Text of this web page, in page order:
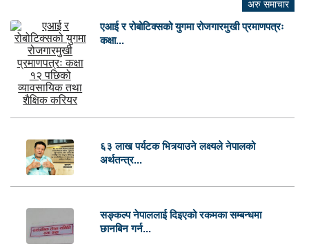
अरु समाचार
एआई र रोबोटिक्सको युगमा रोजगारमुखी प्रमाणपत्रः
कक्षा...
६३ लाख पर्यटक भित्र्याउने लक्ष्यले नेपालको
अर्थतन्त्र...
सङ्कल्प नेपाललाई दिइएको रकमका सम्बन्धमा
छानबिन गर्न...